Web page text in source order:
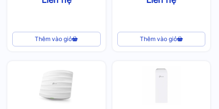
Thêm vào giỏ Thêm vào giỏ